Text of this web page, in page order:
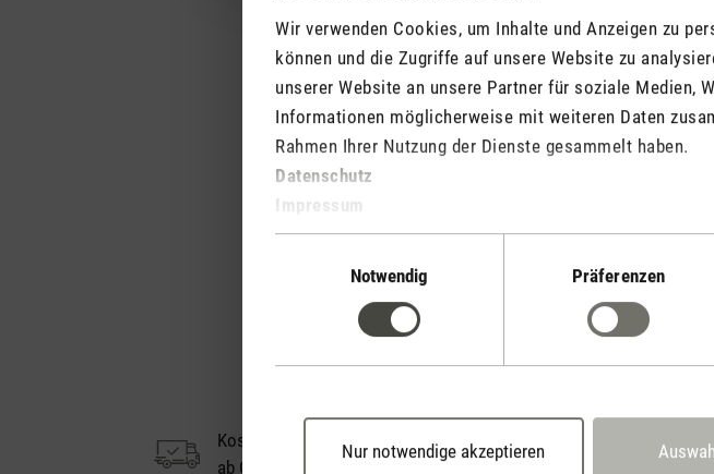
Wir verwenden Cookies, um Inhalte und Anzeigen zu
können und die Zugriffe auf unsere Website zu
unserer Website an unsere Partner für soziale Medien,
Informationen möglicherweise mit weiteren Daten
Rahmen Ihrer Nutzung der Dienste gesammelt haben.
Datenschutz
Impressum
Notwendig
Präferenzen
Nur notwendige akzeptieren
Jetzt
Kostenloser Versand
ab CHF 50